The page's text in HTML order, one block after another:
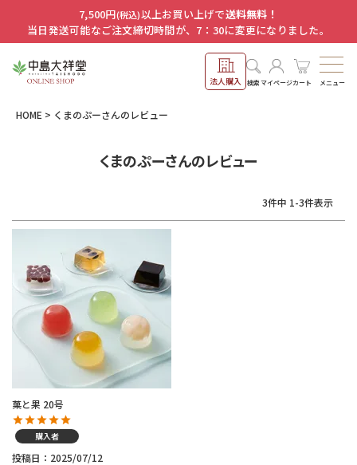
7,500円(税込)以上お買い上げで送料無料！
当日発送可能なご注文締切時間が、7：30に変更になりました。
法人購入 検索マイページカート メニュー
HOME くまのぷーさんのレビュー
くまのぷーさんのレビュー
3件中 1-3件表示
菓と果 20号
購入者
投稿日 2025/07/12